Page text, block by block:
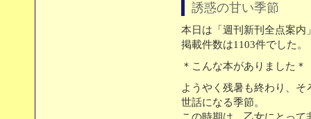
誘惑の甘い季節
本日は「週刊新刊全点案内
掲載件数は1103件でした。
＊こんな本がありました＊
ようやく残暑も終わり、
世話になる季節。